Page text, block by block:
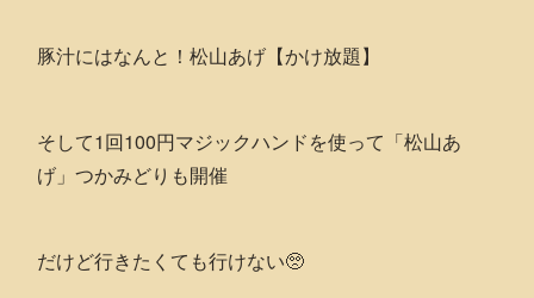
豚汁にはなんと！松山あげ【かけ放題】
そして1回100円マジックハンドを使って「松山あ
げ」つかみどりも開催
だけど行きたくても行けない🥺